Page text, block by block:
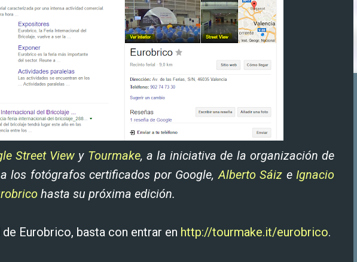
Street View y Tourmake, a la iniciativa de la organización de
los fotógrafos certificados por Google,Alberto Sáiz e Ignacio
hasta su próxima edición.
Eurobrico, basta con entrar en http://tourmake.it/eurobrico.